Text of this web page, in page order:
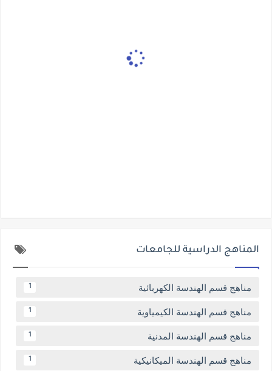
المناهج الدراسية للجامعات
مناهج قسم الهندسة الكهربائية 1
مناهج قسم الهندسة الكيمياوية 1
مناهج قسم الهندسة المدنية 1
مناهج قسم الهندسة الميكانيكية 1